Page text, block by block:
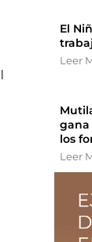
El
Leer
gana
los
Leer